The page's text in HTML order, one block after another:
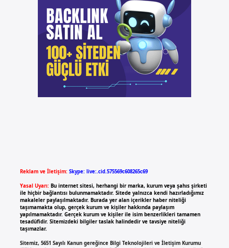
Reklam ve İletişim: Skype: live:.cid.575569c608265c69
Yasal Uyarı: Bu internet sitesi, herhangi bir marka, kurum veya şahıs şirketi
ile hiçbir bağlantısı bulunmamaktadır. Sitede yalnızca kendi hazırladığımız
makaleler paylaşılmaktadır. Burada yer alan içerikler haber niteliği
taşımamakta olup, gerçek kurum ve kişiler hakkında paylaşım
yapılmamaktadır. Gerçek kurum ve kişiler ile isim benzerlikleri tamamen
tesadüfidir. Sitemizdeki bilgiler taslak halindedir ve tavsiye niteliği
taşımazlar.
Sitemiz, 5651 Sayılı Kanun gereğince Bilgi Teknolojileri ve İletişim Kurumu